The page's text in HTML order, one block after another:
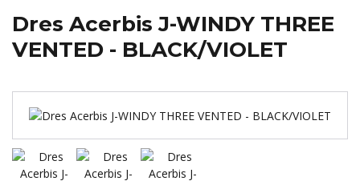
Dres Acerbis J-WINDY THREE
VENTED - BLACK/VIOLET